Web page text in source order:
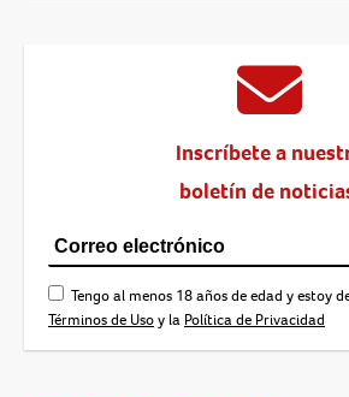
Inscríbete a
boletín de
Tengo al menos 18 años de edad y estoy
Términos de Usoy la Política de Privacidad